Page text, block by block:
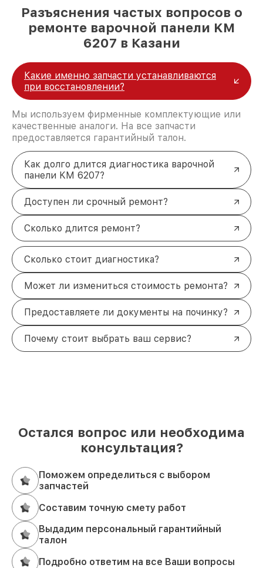
Разъяснения частых вопросов о
ремонте варочной панели KM
6207 в Казани
Какие именно запчасти устанавливаются
при восстановлении?
Мы используем фирменные комплектующие или
качественные аналоги. На все запчасти
предоставляется гарантийный талон.
Как долго длится диагностика варочной
панели KM 6207?
Доступен ли срочный ремонт?
Сколько длится ремонт?
Сколько стоит диагностика?
Может ли измениться стоимость ремонта?
Предоставляете ли документы на починку?
Почему стоит выбрать ваш сервис?
Остался вопрос или необходима
консультация?
Поможем определиться с выбором
запчастей
Составим точную смету работ
Выдадим персональный гарантийный
талон
Подробно ответим на все Ваши вопросы